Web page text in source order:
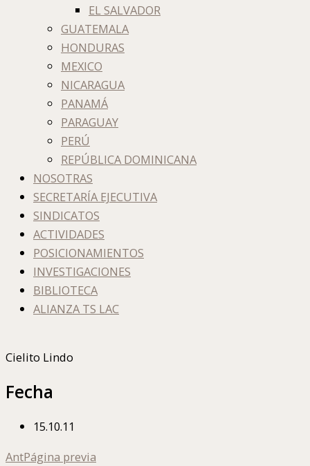
EL SALVADOR
GUATEMALA
HONDURAS
MEXICO
NICARAGUA
PANAMÁ
PARAGUAY
PERÚ
REPÚBLICA DOMINICANA
NOSOTRAS
SECRETARÍA EJECUTIVA
SINDICATOS
ACTIVIDADES
POSICIONAMIENTOS
INVESTIGACIONES
BIBLIOTECA
ALIANZA TS LAC
Cielito Lindo
Fecha
15.10.11
AntPágina previa